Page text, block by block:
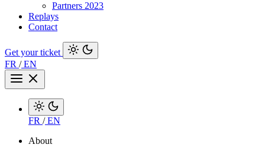
Partners 2023
Replays
Contact
Get your ticket
FR /EN
FR /EN
About